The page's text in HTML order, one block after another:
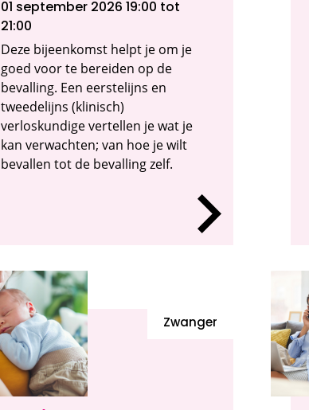
01 september 2026 19:00 tot
21:00
Deze bijeenkomst helpt je om je
goed voor te bereiden op de
bevalling. Een eerstelijns en
tweedelijns (klinisch)
verloskundige vertellen je wat je
kan verwachten; van hoe je wilt
bevallen tot de bevalling zelf.
Zwanger